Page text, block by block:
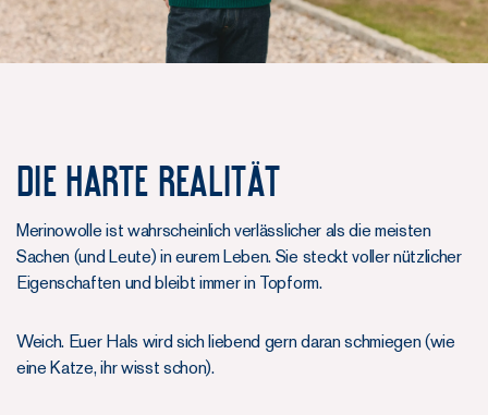
Die harte Realität
Merinowolle ist wahrscheinlich verlässlicher als die meisten
Sachen (und Leute) in eurem Leben. Sie steckt voller nützlicher
Eigenschaften und bleibt immer in Topform.
Weich. Euer Hals wird sich liebend gern daran schmiegen (wie
eine Katze, ihr wisst schon).